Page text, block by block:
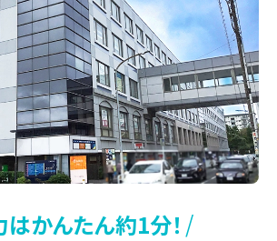
はかんたん約1分！ /